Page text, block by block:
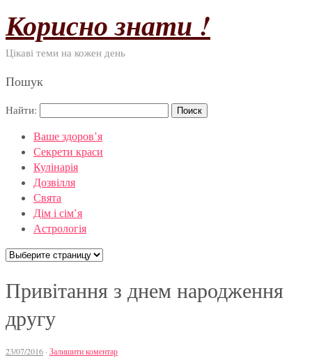
Корисно знати !
Цікаві теми на кожен день
Пошук
Найти:
Ваше здоров’я
Секрети краси
Кулінарія
Дозвілля
Свята
Дім і сім’я
Астрологія
Привітання з днем народження
другу
23/07/2016 · Залишити коментар